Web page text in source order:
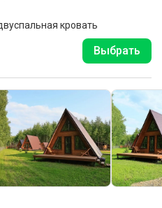
кровать
Выбрать